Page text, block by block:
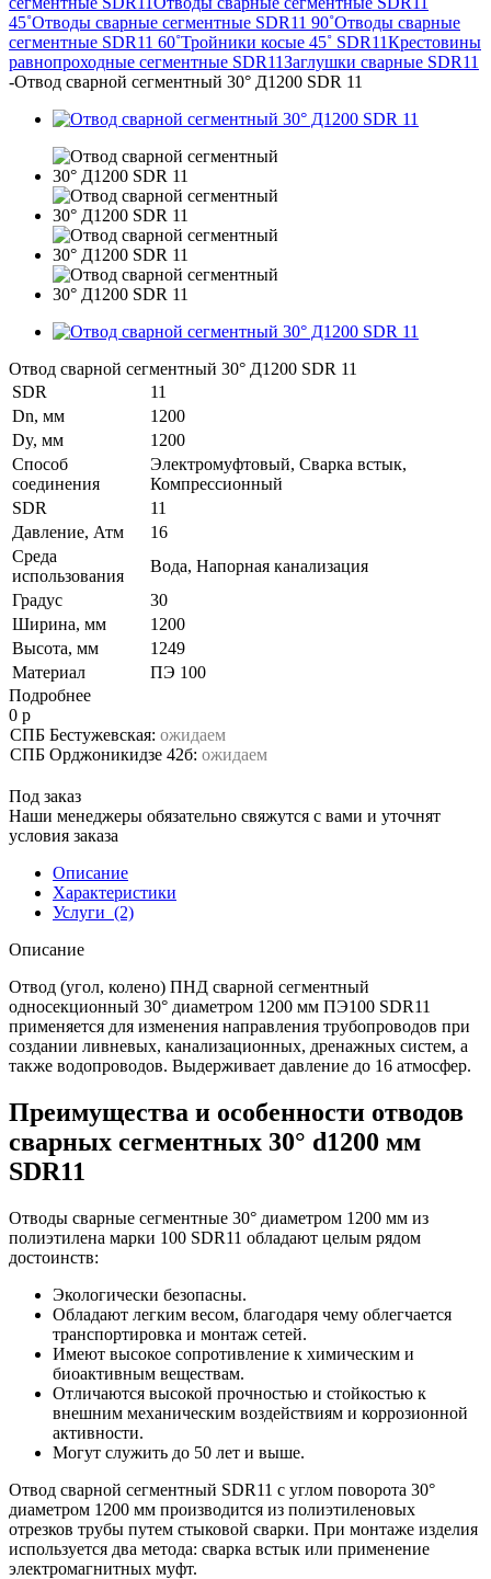
45˚Отводы сварные сегментные SDR11 90˚Отводы сварные
сегментные SDR11 60˚Тройники косые 45˚ SDR11Крестовины
равнопроходные сегментные SDR11Заглушки сварные SDR11
-Отвод сварной сегментный 30° Д1200 SDR 11
Отвод сварной сегментный 30° Д1200 SDR 11
SDR
11
Dn, мм
1200
Dy, мм
1200
Способ
соединения
Электромуфтовый, Сварка встык,
Компрессионный
SDR
11
Давление, Атм
16
Среда
использования
Вода, Напорная канализация
Градус
30
Ширина, мм
1200
Высота, мм
1249
Материал
ПЭ 100
Подробнее
0 р
СПБ Бестужевская: ожидаем
СПБ Орджоникидзе 42б: ожидаем
Под заказ
Наши менеджеры обязательно свяжутся с вами и уточнят
условия заказа
Описание
Характеристики
Услуги (2)
Описание
Отвод (угол, колено) ПНД сварной сегментный
односекционный 30° диаметром 1200 мм ПЭ100 SDR11
применяется для изменения направления трубопроводов при
создании ливневых, канализационных, дренажных систем, а
также водопроводов. Выдерживает давление до 16 атмосфер.
Преимущества и особенности отводов
сварных сегментных 30° d1200 мм
SDR11
Отводы сварные сегментные 30° диаметром 1200 мм из
полиэтилена марки 100 SDR11 обладают целым рядом
достоинств:
Экологически безопасны.
Обладают легким весом, благодаря чему облегчается
транспортировка и монтаж сетей.
Имеют высокое сопротивление к химическим и
биоактивным веществам.
Отличаются высокой прочностью и стойкостью к
внешним механическим воздействиям и коррозионной
активности.
Могут служить до 50 лет и выше.
Отвод сварной сегментный SDR11 с углом поворота 30°
диаметром 1200 мм производится из полиэтиленовых
отрезков трубы путем стыковой сварки. При монтаже изделия
используется два метода: сварка встык или применение
электромагнитных муфт.